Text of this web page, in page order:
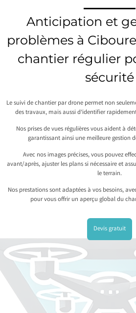
Anticipation et
problèmes à
chantier régulier
sécurité
Le suivi de chantier par drone permet non
des travaux, mais aussi d’identifier
Nos prises de vues régulières vous aident à
garantissant ainsi une meilleure gestion
Avec nos images précises, vous pouvez
avant/après, ajuster les plans si nécessaire et
le terrain.
Nos prestations sont adaptées à vos besoins,
pour vous offrir un aperçu global du
Devis gratuit